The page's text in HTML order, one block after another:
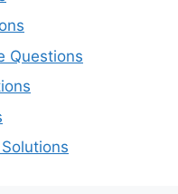
Questions